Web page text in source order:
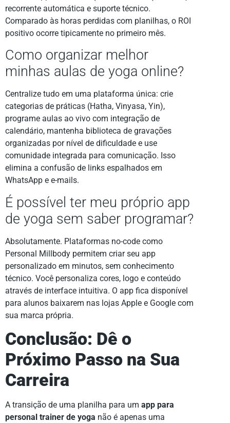
recorrente automática e suporte técnico.
Comparado às horas perdidas com planilhas, o ROI
positivo ocorre tipicamente no primeiro mês.
Como organizar melhor
minhas aulas de yoga online?
Centralize tudo em uma plataforma única: crie
categorias de práticas (Hatha, Vinyasa, Yin),
programe aulas ao vivo com integração de
calendário, mantenha biblioteca de gravações
organizadas por nível de dificuldade e use
comunidade integrada para comunicação. Isso
elimina a confusão de links espalhados em
WhatsApp e e-mails.
É possível ter meu próprio app
de yoga sem saber programar?
Absolutamente. Plataformas no-code como
Personal Millbody permitem criar seu app
personalizado em minutos, sem conhecimento
técnico. Você personaliza cores, logo e conteúdo
através de interface intuitiva. O app fica disponível
para alunos baixarem nas lojas Apple e Google com
sua marca própria.
Conclusão: Dê o
Próximo Passo na Sua
Carreira
A transição de uma planilha para um app para
personal trainer de yoga não é apenas uma